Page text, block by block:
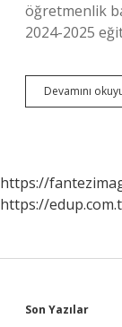
öğretmenlik
2024-2025
Devamını
https://
https://
Son Yazılar